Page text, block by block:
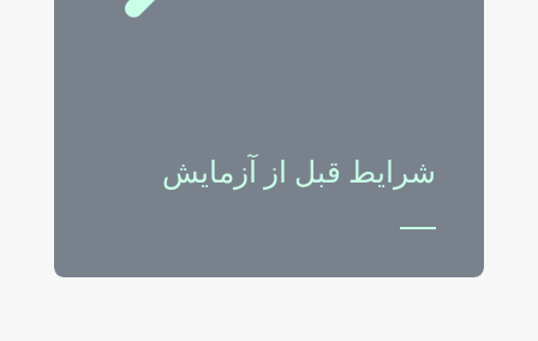
شرایط قبل از آزمایش